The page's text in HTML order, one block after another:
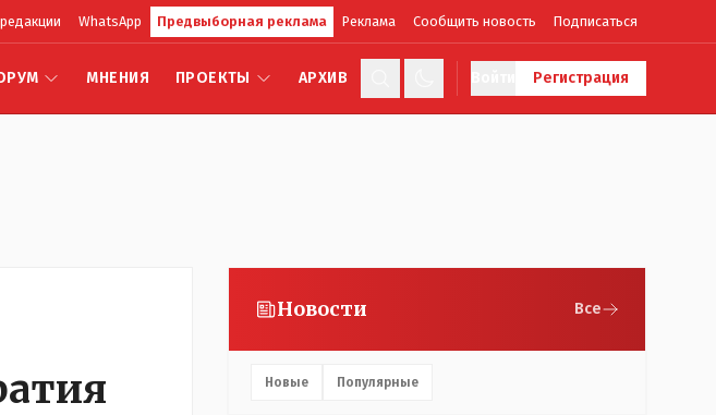
WhatsApp Предвыборная реклама Реклама Сообщить новость Подписаться
МНЕНИЯ ПРОЕКТЫ АРХИВ Регистрация
Новости Все
Новые Популярные